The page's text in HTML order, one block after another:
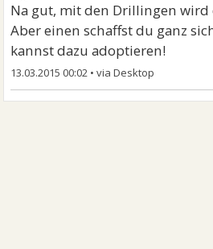
Na gut, mit den Drillingen wird
Aber einen schaffst du ganz
kannst dazu adoptieren!
13.03.2015 00:02 •